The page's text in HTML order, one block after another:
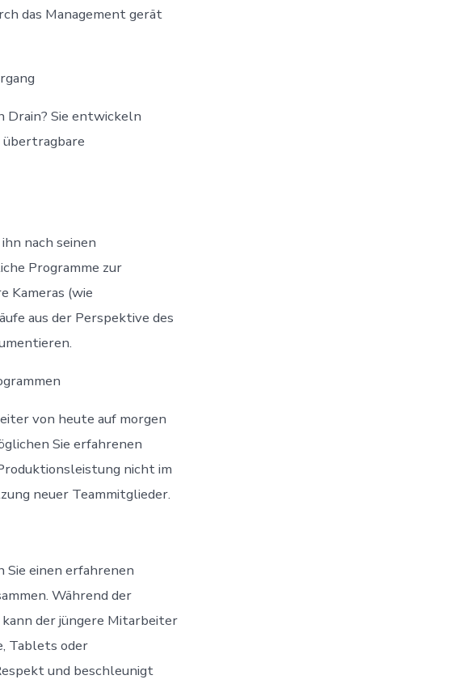
das Management gerät
Sie entwickeln
nach seinen
Programme zur
Kameras (wie
aus der Perspektive des
von heute auf morgen
Sie erfahrenen
nicht im
neuer Teammitglieder.
einen erfahrenen
Während der
der jüngere Mitarbeiter
Tablets oder
und beschleunigt